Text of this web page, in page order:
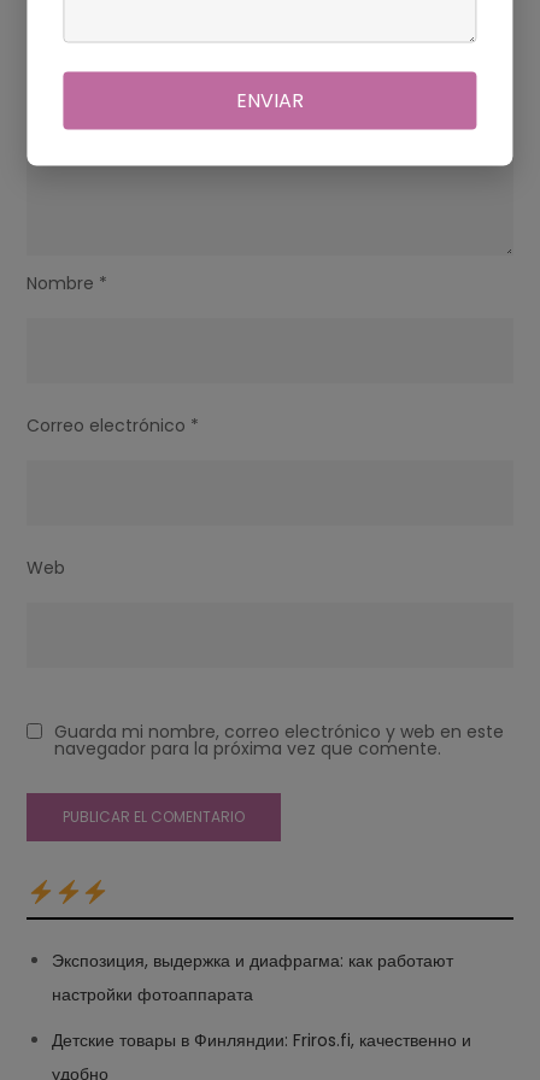
Nombre *
Correo electrónico *
Web
Guarda mi nombre, correo electrónico y web en este
navegador para la próxima vez que comente.
Экспозиция, выдержка и диафрагма: как работают
настройки фотоаппарата
Детские товары в Финляндии: Friros.fi, качественно и
удобно
ENVIAR